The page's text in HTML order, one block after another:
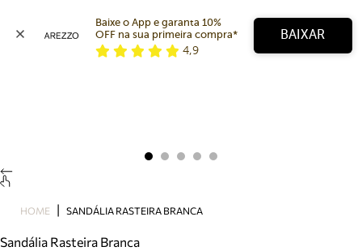
Bolsa
Tamanco
Baixe o App e garanta 10%
OFF na sua primeira compra*
4,9
BAIXAR
HOME SANDÁLIA RASTEIRA BRANCA
Sandália Rasteira Branca